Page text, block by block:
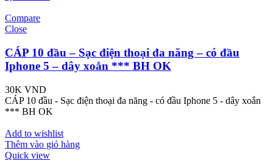
Compare
Close
CÁP 10 đầu – Sạc điện thoại đa năng – có đầu
Iphone 5 – dây xoắn *** BH OK
30K VND
CÁP 10 đầu - Sạc điện thoại đa năng - có đầu Iphone 5 - dây xoắn
*** BH OK
Add to wishlist
Thêm vào giỏ hàng
Quick view